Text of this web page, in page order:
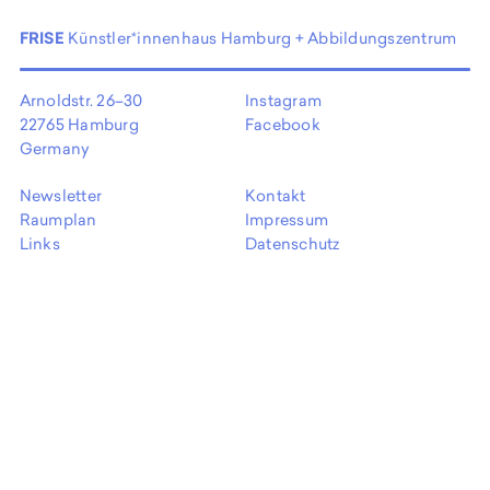
FRISE Künstler*innenhaus Hamburg + Abbildungszentrum
Arnoldstr. 26–30
22765 Hamburg
Germany
Instagram
Facebook
Newsletter
Raumplan
Links
Kontakt
Impressum
Datenschutz